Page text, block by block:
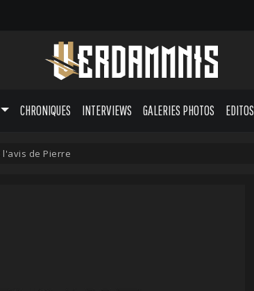
CHRONIQUES INTERVIEWS GALERIES PHOTOS EDITOS
l'avis de Pierre